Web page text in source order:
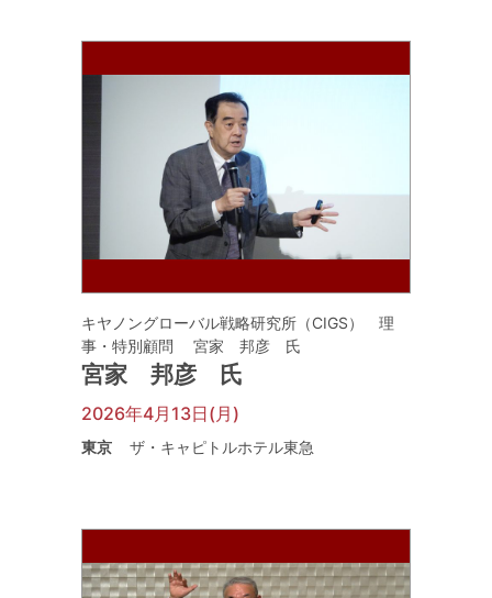
キヤノングローバル戦略研究所（CIGS） 理
事・特別顧問 宮家 邦彦 氏
宮家 邦彦 氏
2026年4月13日(月)
東京 ザ・キャピトルホテル東急